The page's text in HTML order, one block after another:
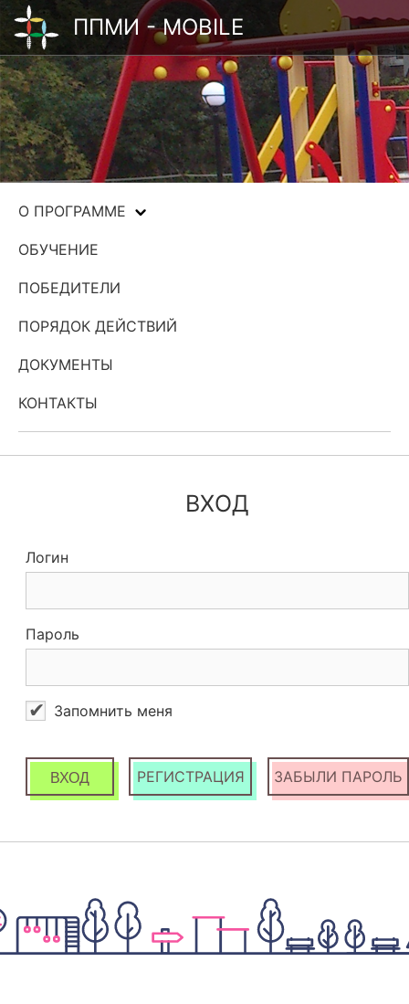
ППМИ - MOBILE
О ПРОГРАММЕ
ОБУЧЕНИЕ
ПОБЕДИТЕЛИ
ПОРЯДОК ДЕЙСТВИЙ
ДОКУМЕНТЫ
КОНТАКТЫ
ВХОД
Логин
Пароль
Запомнить меня
ВХОД РЕГИСТРАЦИЯ ЗАБЫЛИ ПАРОЛЬ